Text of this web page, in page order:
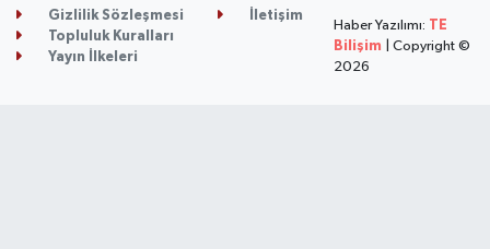
Gizlilik Sözleşmesi
İletişim
Topluluk Kuralları
Yayın İlkeleri
Haber Yazılımı: TE
Bilişim | Copyright ©
2026